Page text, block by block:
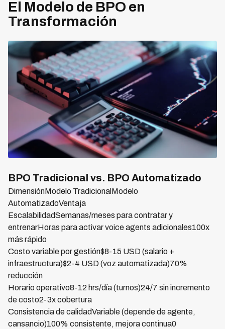
El Modelo de BPO en
Transformación
BPO Tradicional vs. BPO Automatizado
DimensiónModelo TradicionalModelo
AutomatizadoVentaja
EscalabilidadSemanas/meses para contratar y
entrenarHoras para activar voice agents adicionales100x
más rápido
Costo variable por gestión$8-15 USD (salario +
infraestructura)$2-4 USD (voz automatizada)70%
reducción
Horario operativo8-12 hrs/día (turnos)24/7 sin incremento
de costo2-3x cobertura
Consistencia de calidadVariable (depende de agente,
cansancio)100% consistente, mejora continua0